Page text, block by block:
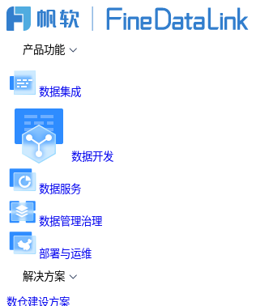
产品功能
数据集成
数据开发
数据服务
数据管理治理
部署与运维
解决方案
数仓建设方案